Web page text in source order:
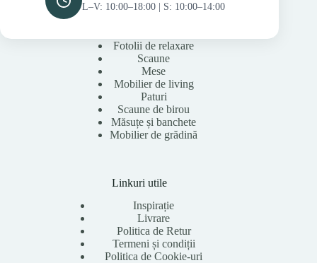
L–V: 10:00–18:00 | S: 10:00–14:00
Fotolii de relaxare
Scaune
Mese
Mobilier de living
Paturi
Scaune de birou
Măsuțe și banchete
Mobilier de grădină
Linkuri utile
Inspirație
Livrare
Politica de Retur
Termeni și condiții
Politica de Cookie-uri